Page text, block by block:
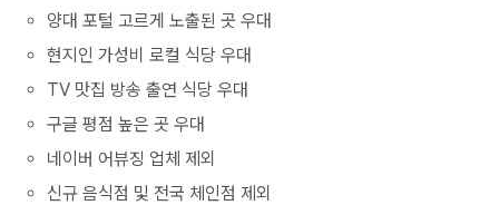
양대 포털 고르게 노출된 곳 우대
현지인 가성비 로컬 식당 우대
TV 맛집 방송 출연 식당 우대
구글 평점 높은 곳 우대
네이버 어뷰징 업체 제외
신규 음식점 및 전국 체인점 제외